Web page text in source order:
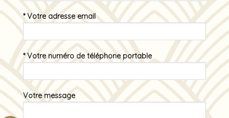
* Votre adresse email
* Votre numéro de téléphone portable
Votre message